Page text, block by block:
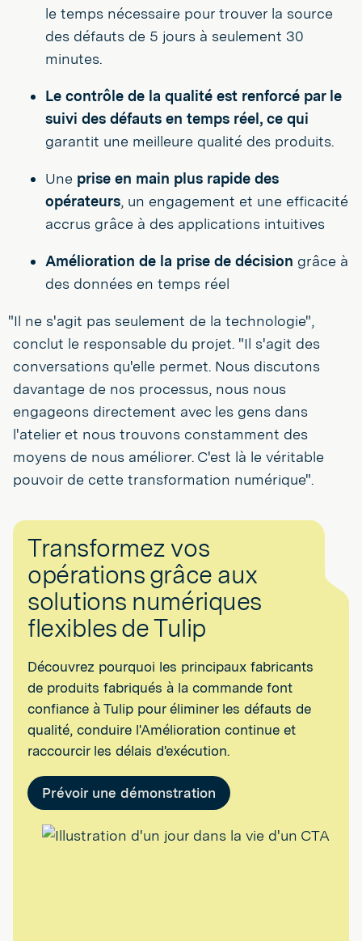
le temps nécessaire pour trouver la source
des défauts de 5 jours à seulement 30
minutes.
Le contrôle de la qualité est renforcé par le
suivi des défauts en temps réel, ce qui
garantit une meilleure qualité des produits.
Une prise en main plus rapide des
opérateurs, un engagement et une efficacité
accrus grâce à des applications intuitives
Amélioration de la prise de décision grâce à
des données en temps réel
"Il ne s'agit pas seulement de la technologie",
conclut le responsable du projet. "Il s'agit des
conversations qu'elle permet. Nous discutons
davantage de nos processus, nous nous
engageons directement avec les gens dans
l'atelier et nous trouvons constamment des
moyens de nous améliorer. C'est là le véritable
pouvoir de cette transformation numérique".
Transformez vos
opérations grâce aux
solutions numériques
flexibles de Tulip
Découvrez pourquoi les principaux fabricants
de produits fabriqués à la commande font
confiance à Tulip pour éliminer les défauts de
qualité, conduire l'Amélioration continue et
raccourcir les délais d'exécution.
Prévoir une démonstration